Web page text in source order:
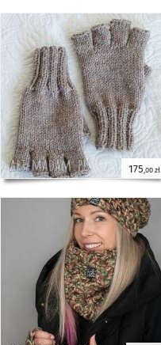
175 ,00 zł